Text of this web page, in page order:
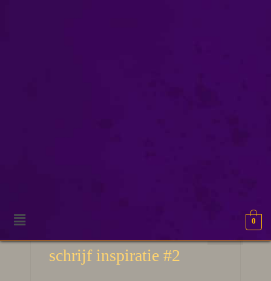
0
50 Verhaal ideeën en
schrijf inspiratie #2